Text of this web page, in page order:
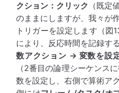
クション：クリック （既定
のままにしますが、我々が
トリガーを設定します（図
により、反応時間を記録す
数アクション → 変数を設
（2番目の論理シーケンス
数を設定し、右側で算術ア